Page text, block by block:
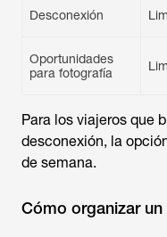
Desconexión
Oportunidades
Para los viajeros que
desconexión, la
de semana.
Cómo organizar